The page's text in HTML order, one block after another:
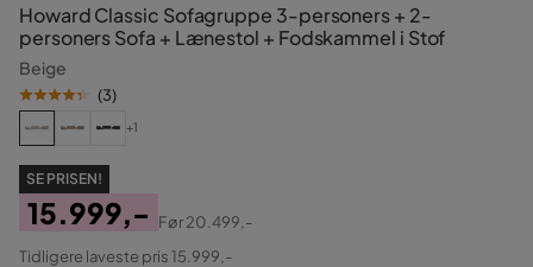
Howard Classic Sofagruppe 3-personers + 2-
personers Sofa + Lænestol + Fodskammel i Stof
Beige
(3)
+1
SE PRISEN!
Pris
15.999,-
Original
Før20.499,-
Tidligere laveste pris 15.999,-